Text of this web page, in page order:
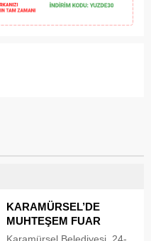
KARAMÜRSEL’DE
MUHTEŞEM FUAR